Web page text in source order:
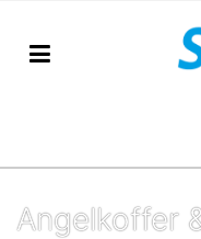
Angelkoffer